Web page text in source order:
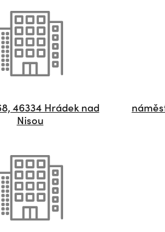
46334 Hrádek nad
Nisou